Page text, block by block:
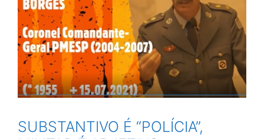
SUBSTANTIVO É “POLÍCIA”,